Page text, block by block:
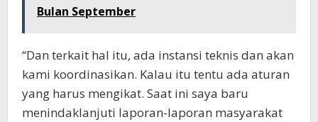
Bulan September
“Dan terkait hal itu, ada instansi teknis dan akan
kami koordinasikan. Kalau itu tentu ada aturan
yang harus mengikat. Saat ini saya baru
menindaklanjuti laporan-laporan masyarakat